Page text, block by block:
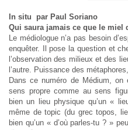
In situ par Paul Soriano
Qui saura jamais ce que le miel
Le médiologue n’a pas besoin
enquêter. Il pose la question et
l’observation des milieux et des
l’autre. Puissance des
Dans ce numéro de Médium,
sens propre comme au sens
bien un lieu physique qu’un «
même de topic (du grec topos,
bien qu’un « d’où parles-tu ? »